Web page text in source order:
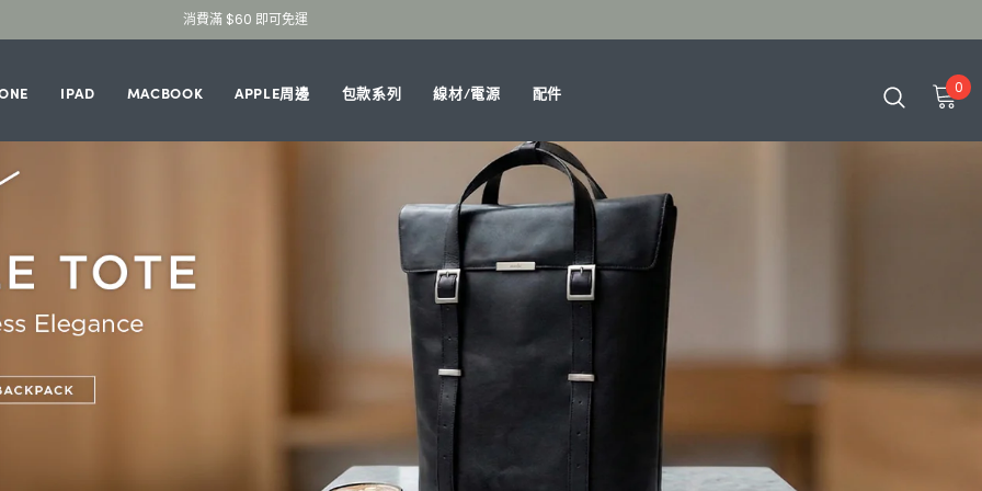
消費滿 $60 即可免運
IPAD MACBOOK APPLE周邊 包款系列 線材/電源 配件 0